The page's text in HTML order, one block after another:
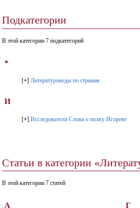
Подкатегории
В этой категории 7 подкатегорий
*
[+] Литературоведы по странам
И
[+] Исследователи Слова о полку Игореве
Статьи в категории
В этой категории 7 статей
А Г